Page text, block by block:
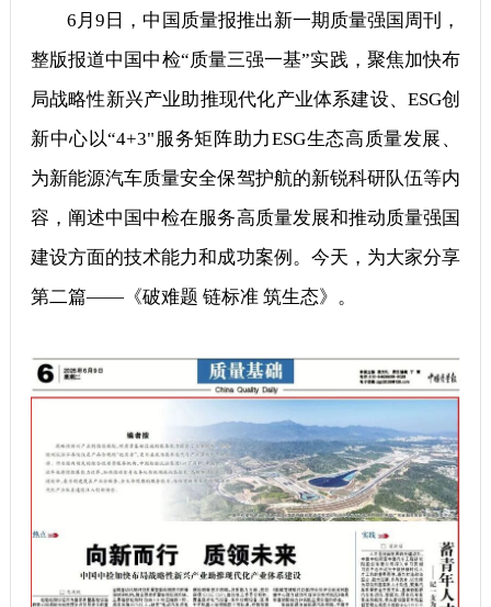
6月9日，中国质量报推出新一期质量强国周刊，
整版报道中国中检“质量三强一基”实践，聚焦加快布
局战略性新兴产业助推现代化产业体系建设、ESG创
新中心以“4+3"服务矩阵助力ESG生态高质量发展、
为新能源汽车质量安全保驾护航的新锐科研队伍等内
容，阐述中国中检在服务高质量发展和推动质量强国
建设方面的技术能力和成功案例。今天，为大家分享
第二篇——《破难题 链标准 筑生态》。